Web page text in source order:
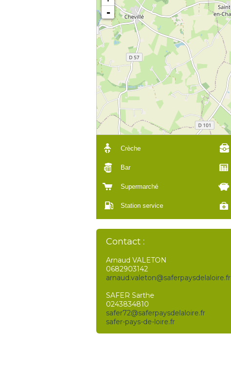
-
Crèche
Bar
Supermarché
Station service
Contact :
Arnaud VALETON
0682903142
arnaud.valeton@saferpaysdelaloire.fr
SAFER Sarthe
0243834810
safer72@saferpaysdelaloire.fr
safer-pays-de-loire.fr